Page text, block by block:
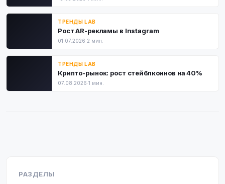
ТРЕНДЫ LAB
Рост AR-рекламы в Instagram
01.07.2026·2 мин.
ТРЕНДЫ LAB
Крипто-рынок: рост стейблкоинов на 40%
07.08.2026·1 мин.
РАЗДЕЛЫ